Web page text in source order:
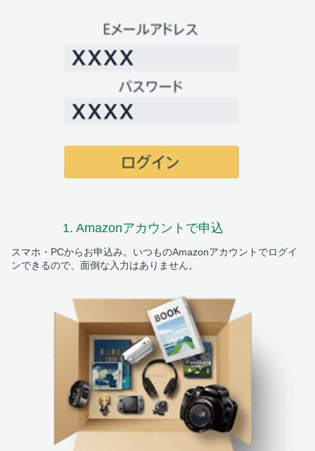
1. Amazonアカウントで申込
スマホ・PCからお申込み。いつものAmazonアカウントでログイ
ンできるので、面倒な入力はありません。